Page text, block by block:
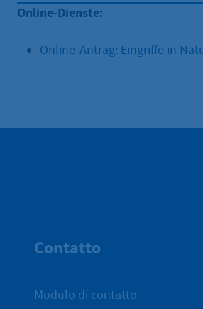
Online-Dienste:
Online-Antrag: Eingriffe in
Contatto
Modulo di contatto